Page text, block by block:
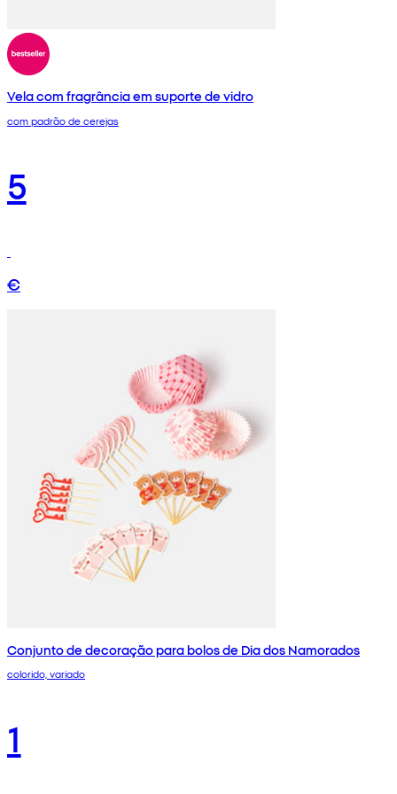
Vela com fragrância em suporte de vidro
com padrão de cerejas
5
€
Conjunto de decoração para bolos de Dia dos Namorados
colorido, variado
1